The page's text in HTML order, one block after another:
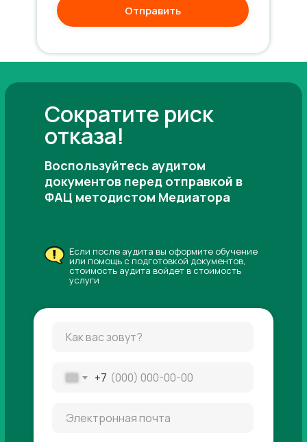
Отправить
+7
Если после аудита вы оформите обучение
или помощь с подготовкой документов,
стоимость аудита войдет в стоимость
услуги
Сократите риск
отказа!
Воспользуйтесь аудитом
документов перед отправкой в
ФАЦ методистом Медиатора